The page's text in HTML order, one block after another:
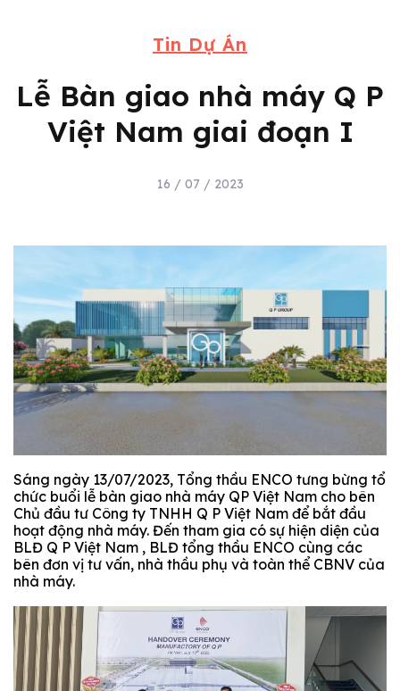
Tin Dự Án
Lễ Bàn giao nhà máy Q P
Việt Nam giai đoạn I
16 / 07 / 2023
Sáng ngày 13/07/2023, Tổng thầu ENCO tưng bừng tổ
chức buổi lễ bàn giao nhà máy QP Việt Nam cho bên
Chủ đầu tư Công ty TNHH Q P Việt Nam để bắt đầu
hoạt động nhà máy. Đến tham gia có sự hiện diện của
BLĐ Q P Việt Nam , BLĐ tổng thầu ENCO cùng các
bên đơn vị tư vấn, nhà thầu phụ và toàn thể CBNV của
nhà máy.